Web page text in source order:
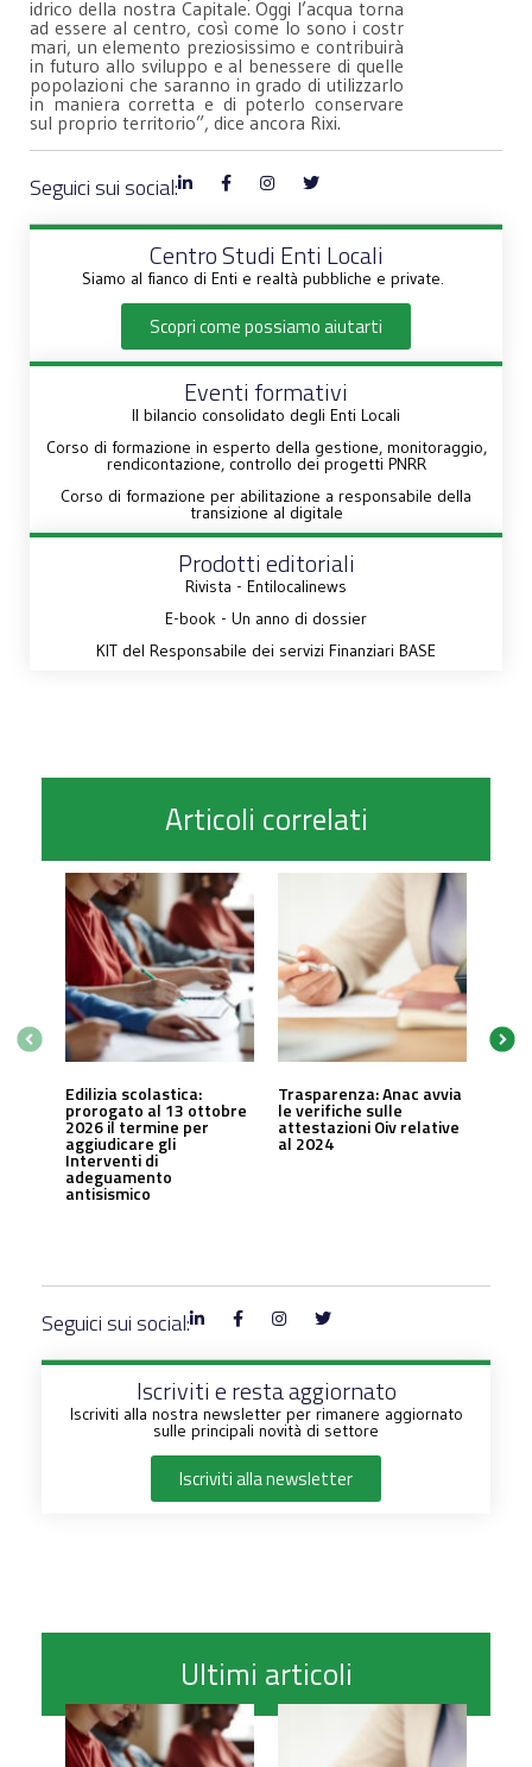
idrico della nostra Capitale. Oggi l’acqua torna
ad essere al centro, così come lo sono i costr
mari, un elemento preziosissimo e contribuirà
in futuro allo sviluppo e al benessere di quelle
popolazioni che saranno in grado di utilizzarlo
in maniera corretta e di poterlo conservare
sul proprio territorio”, dice ancora Rixi.
Seguici sui social:
Centro Studi Enti Locali
Siamo al fianco di Enti e realtà pubbliche e private.
Scopri come possiamo aiutarti
Eventi formativi
Il bilancio consolidato degli Enti Locali
Corso di formazione in esperto della gestione, monitoraggio,
rendicontazione, controllo dei progetti PNRR
Corso di formazione per abilitazione a responsabile della
transizione al digitale
Prodotti editoriali
Rivista - Entilocalinews
E-book - Un anno di dossier
KIT del Responsabile dei servizi Finanziari BASE
Articoli correlati
Edilizia scolastica:
prorogato al 13 ottobre
2026 il termine per
aggiudicare gli
Interventi di
adeguamento
antisismico
Trasparenza: Anac avvia
le verifiche sulle
attestazioni Oiv relative
al 2024
Seguici sui social:
Iscriviti e resta aggiornato
Iscriviti alla nostra newsletter per rimanere aggiornato
sulle principali novità di settore
Iscriviti alla newsletter
Ultimi articoli